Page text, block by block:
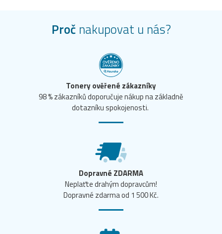
Proč nakupovat u nás?
Tonery ověřené zákazníky
98 % zákazníků doporučuje nákup na základně
dotazníku spokojenosti.
Dopravné ZDARMA
Neplaťte drahým dopravcům!
Dopravné zdarma od 1 500 Kč.